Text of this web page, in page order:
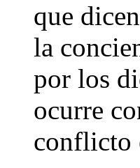
que
la
por los
ocurre
conflicto